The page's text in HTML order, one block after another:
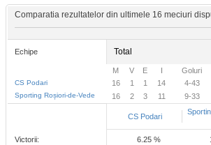
Comparatia rezultatelor din ultimele 16 meciuri
Echipe Total
M V E I Goluri
CS Podari 16 1 1 14 4-43
Sporting Roșiori-de-Vede 16 2 3 11 9-33
CS Podari
Victorii: 6.25 %